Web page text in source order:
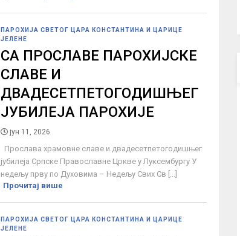
ПАРОХИЈА СВЕТОГ ЦАРА КОНСТАНТИНА И ЦАРИЦЕ
ЈЕЛЕНЕ
СА ПРОСЛАВЕ ПАРОХИЈСКЕ
СЛАВЕ И
ДВАДЕСЕТПЕТОГОДИШЊЕГ
ЈУБИЛЕЈА ПАРОХИЈЕ
јун 11, 2026
Прослава храмовне славе и двадесетпетогодишњег
јубилеја Српске Православне Цркве у Луксембургу У
недељу прву по Духовима – Недељу Свих Св [...]
Прочитај више
ПАРОХИЈА СВЕТОГ ЦАРА КОНСТАНТИНА И ЦАРИЦЕ
ЈЕЛЕНЕ